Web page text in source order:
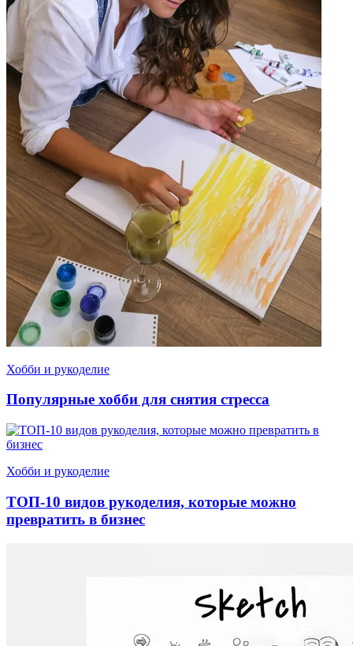
Хобби и рукоделие
Популярные хобби для снятия стресса
Хобби и рукоделие
ТОП-10 видов рукоделия, которые можно
превратить в бизнес